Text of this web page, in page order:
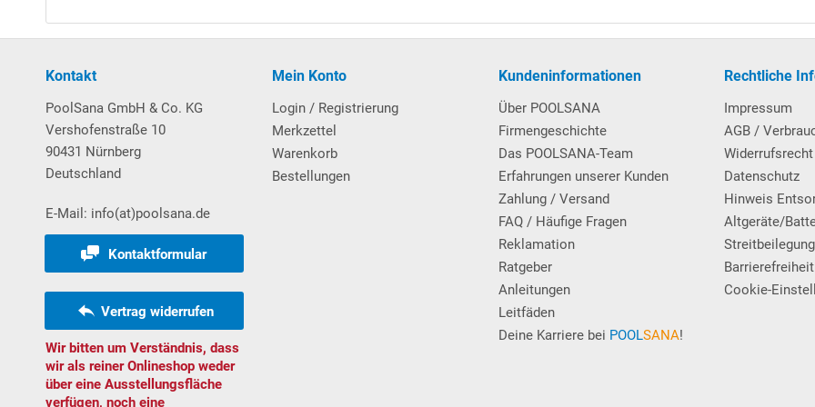
Pool-Leiter aus V2A-Edelstahl, eng ausladend und mit 4 rutschhemmenden Trittstufen. An der Außenseite des
Schwimmbads erfolgt die Befestigung der Poolleiter mittels Kunststoff-Einbauhülsen (im Lieferumfang enthalten),
welche ebenerdig einzementiert werden und als Aufnahme für die Leiterholme dienen. Max. Belastbarkeit: 110 kg.
Filtersystem
SandfilteranlagePOOLSANA
PlusPump 9.
Kontakt
PoolSana GmbH & Co. KG
Vershofenstraße 10
90431 Nürnberg
Deutschland
E-Mail: info(at)poolsana.de
Kontaktformular
Vertrag widerrufen
Wir bitten um Verständnis, dass
wir als reiner Onlineshop weder
über eine Ausstellungsfläche
verfügen, noch eine
Mein Konto
Login / Registrierung
Merkzettel
Warenkorb
Bestellungen
Kundeninformationen
Über POOLSANA
Firmengeschichte
Das POOLSANA-Team
Erfahrungen unserer Kunden
Zahlung / Versand
FAQ / Häufige Fragen
Reklamation
Ratgeber
Anleitungen
Leitfäden
Deine Karriere bei POOLSANA!
Rechtliche
Impressum
AGB /
Widerrufsrecht
Datenschutz
Hinweis
Altgeräte/
Streitbeilegung
Barrierefreiheit
Cookie-